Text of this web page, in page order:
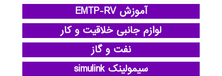
آموزش EMTP-RV
لوازم جانبی خلاقیت و کار
نفت و گاز
سیمولینک simulink